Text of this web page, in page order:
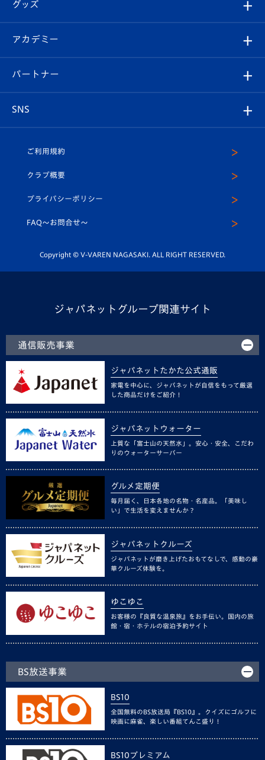
チケット
イベント
メディア
ホームタウン
スタッフプロフィール
マスコット紹介
平和祈念活動
ホームタウン活動
Revive Team
ヴィヴィくんの長崎おもてなしガイド
フォトギャラリー
スタジアムグルメ
V-LOVERS（ファンクラブ）
プレイヤーズスイート
グッズ
オンラインショップ
店舗情報
アカデミー
育成からのお知らせ
U-18
スクール
パートナー
SNS
ヴィヴィくんインスタグラム
公式LINE＠
ご利用規約
クラブ概要
プライバシーポリシー
FAQ〜お問合せ〜
Copyright © V-VAREN NAGASAKI. ALL RIGHT RESERVED.
ジャパネットグループ関連サイト
通信販売事業
ジャパネットたかた公式通販
家電を中心に、ジャパネットが自信をもって厳選
した商品だけをご紹介！
ジャパネットウォーター
上質な「富士山の天然水」。安心・安全、こだわ
りのウォーターサーバー
グルメ定期便
毎月届く、日本各地の名物・名産品。「美味し
い」で生活を変えませんか？
ジャパネットクルーズ
ジャパネットが磨き上げたおもてなしで、感動の豪
華クルーズ体験を。
ゆこゆこ
お客様の『良質な温泉旅』をお手伝い。国内の旅
館・宿・ホテルの宿泊予約サイト
BS放送事業
BS10
全国無料のBS放送局『BS10』。クイズにゴルフに
映画に麻雀、楽しい番組てんこ盛り！
BS10プレミアム